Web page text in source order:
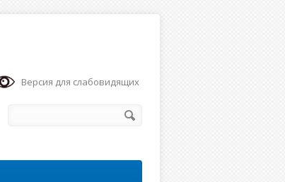
Версия для слабовидящих